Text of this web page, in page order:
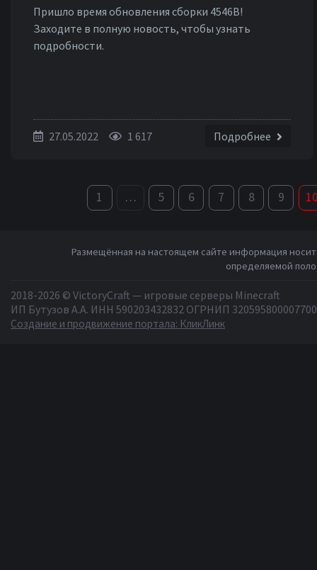
Пришло время обновления сборки 4546В!
Заходите в полную новость, чтобы узнать
подробности.
27.05.2022 1 617 Подробнее
1 … 5 6 7 8 9
Размещённая на настоящем сайте информация
определяемой
2018-2026 © VictoryCraft — игровые серверы Minecraft
ИП Бутузов А.А. ИНН 590203432832 ОГРНИП 320595800007700
Создание и продвижение портала: КликЛинк